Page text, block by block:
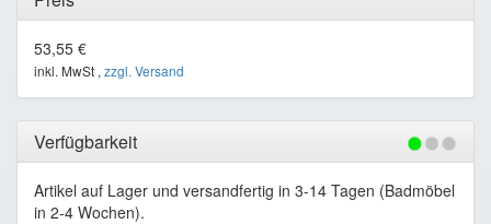
53,55 €
inkl. MwSt , zzgl. Versand
Verfügbarkeit
Artikel auf Lager und versandfertig in 3-14 Tagen (Badmöbel
in 2-4 Wochen).